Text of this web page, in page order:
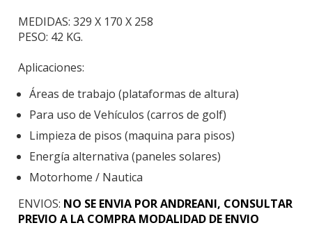
MEDIDAS: 329 X 170 X 258
PESO: 42 KG.
Aplicaciones:
Áreas de trabajo (plataformas de altura)
Para uso de Vehículos (carros de golf)
Limpieza de pisos (maquina para pisos)
Energía alternativa (paneles solares)
Motorhome / Nautica
ENVIOS: NO SE ENVIA POR ANDREANI, CONSULTAR
PREVIO A LA COMPRA MODALIDAD DE ENVIO